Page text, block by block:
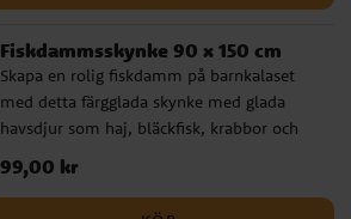
Fiskdammsskynke 90 x 150 cm
Skapa en rolig fiskdamm på barnkalaset
med detta färgglada skynke med glada
havsdjur som haj, bläckfisk, krabbor och
fiskar. Det sätter stämningen direkt och
gör fiskdammen extra inbjudande.
Spänningen när barnen fiskar upp
Pris :99,00 kr
99,00 kr